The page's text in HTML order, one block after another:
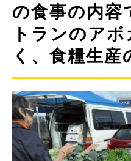
の食事の内容
トランのア
く、食糧生産